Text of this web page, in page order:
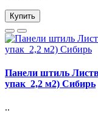
Купить
Панели штиль
упак_2,2 м2) Сибирь
..